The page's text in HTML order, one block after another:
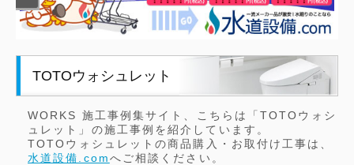
TOTOウォシュレット
WORKS 施工事例集サイト、こちらは「TOTOウォシ
ュレット」の施工事例を紹介しています。
TOTOウォシュレットの商品購入・お取付け工事は、
水道設備.comへご相談ください。